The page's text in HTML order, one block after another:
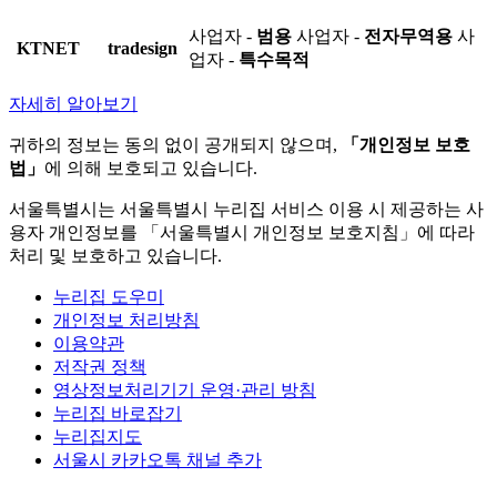
KTNET tradesign
사업자 - 범용 사업자 - 전자무역용 사
업자 - 특수목적
자세히 알아보기
귀하의 정보는 동의 없이 공개되지 않으며,
「개인정보 보호
법」 에 의해 보호되고 있습니다.
서울특별시는 서울특별시 누리집 서비스 이용 시 제공하는 사
용자 개인정보를 「서울특별시 개인정보 보호지침」에 따라
처리 및 보호하고 있습니다.
누리집 도우미
개인정보 처리방침
이용약관
저작권 정책
영상정보처리기기 운영·관리 방침
누리집 바로잡기
누리집지도
서울시 카카오톡 채널 추가